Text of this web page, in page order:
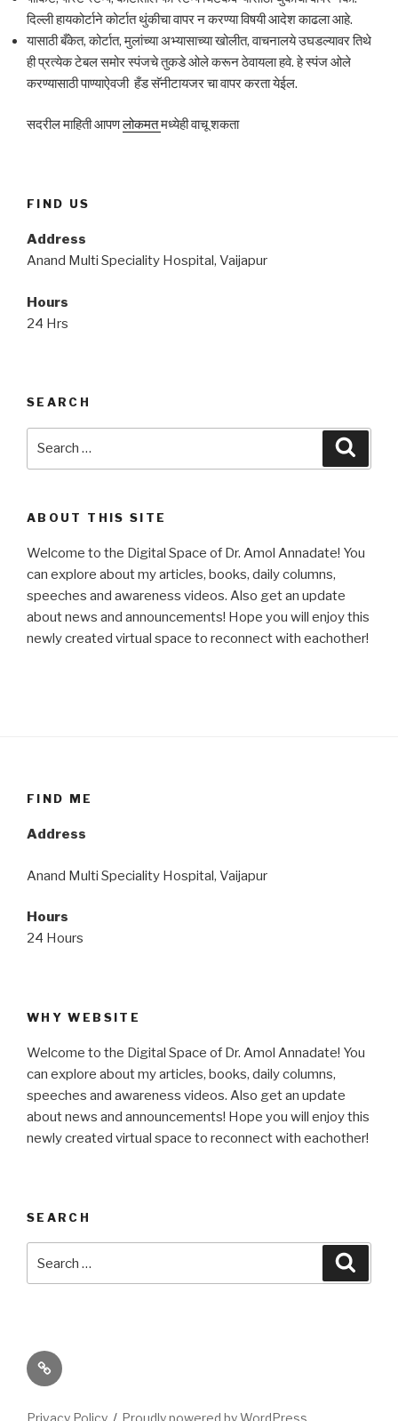
दिल्ली हायकोर्टाने कोर्टात थुंकीचा वापर न करण्या विषयी आदेश काढला आहे.
यासाठी बँकेत, कोर्टात, मुलांच्या अभ्यासाच्या खोलीत, वाचनालये उघडल्यावर तिथे
ही प्रत्येक टेबल समोर स्पंजचे तुकडे ओले करून ठेवायला हवे. हे स्पंज ओले
करण्यासाठी पाण्याऐवजी हँड सॅनीटायजर चा वापर करता येईल.
सदरील माहिती आपणलोकमतमध्येही वाचू शकता
FIND US
Address
Anand Multi Speciality Hospital, Vaijapur
Hours
24 Hrs
SEARCH
ABOUT THIS SITE
Welcome to the Digital Space of Dr. Amol Annadate! You
can explore about my articles, books, daily columns,
speeches and awareness videos. Also get an update
about news and announcements! Hope you will enjoy this
newly created virtual space to reconnect with eachother!
FIND ME
Address
Anand Multi Speciality Hospital, Vaijapur
Hours
24 Hours
WHY WEBSITE
Welcome to the Digital Space of Dr. Amol Annadate! You
can explore about my articles, books, daily columns,
speeches and awareness videos. Also get an update
about news and announcements! Hope you will enjoy this
newly created virtual space to reconnect with eachother!
SEARCH
for:
Its
High